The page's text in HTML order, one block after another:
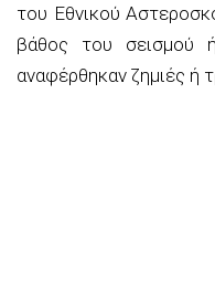
του Εθνικού
βάθος του σεισμού
αναφέρθηκαν ζημιές ή